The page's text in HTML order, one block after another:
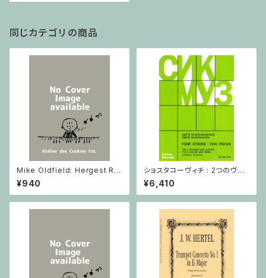
同じカテゴリの商品
Mike Oldfield: Hergest Rid
ge / ピアノ
¥940
ショスタコーヴィチ : 2つのヴァ
イオリンとピアノのための 5つの
小品 / ヴァイオリン2とピアノ
¥6,410